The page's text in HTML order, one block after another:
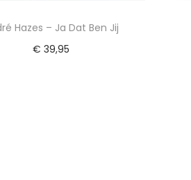
Hazes – Ja Dat Ben Jij
€ 39,95